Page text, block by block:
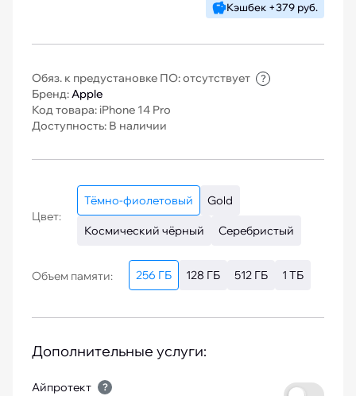
Кэшбек +379 руб.
Обяз. к предустановке ПО: отсутствует ?
Бренд:Apple
Код товара: iPhone 14 Pro
Доступность: В наличии
Цвет:
Тёмно-фиолетовый Gold
Космический чёрный Серебристый
Объем памяти: 256 ГБ 128 ГБ 512 ГБ 1 ТБ
Дополнительные услуги:
Айпротект ?